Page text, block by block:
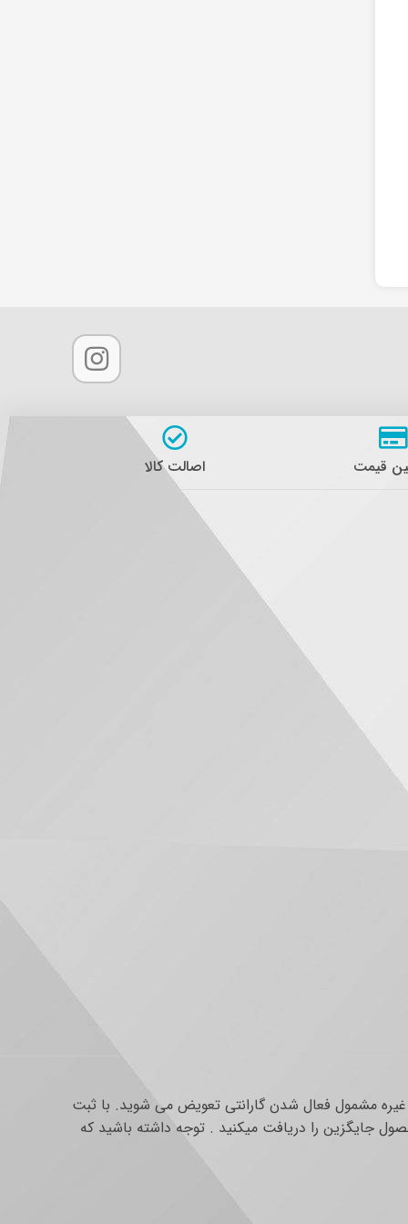
قیمت اصالت کالا
مشمول فعال شدن گارانتی تعویض می شوید. با ثبت
جایگزین را دریافت میکنید . توجه داشته باشید که